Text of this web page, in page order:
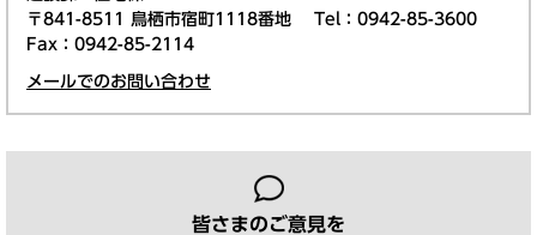
〒841-8511 鳥栖市宿町1118番地
Tel：0942-85-3600
Fax：0942-85-2114
メールでのお問い合わせ
皆さまのご意見を